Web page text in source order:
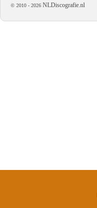
© 2010 - 2026 NLDiscografie.nl